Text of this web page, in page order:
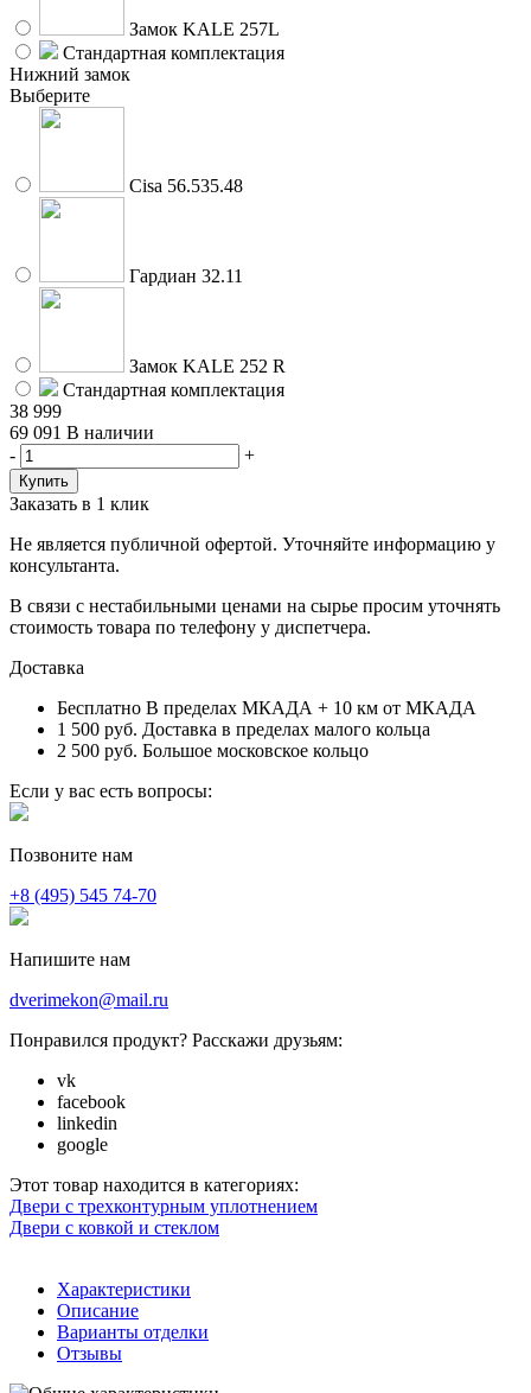
Замок KALE 257L
Стандартная комплектация
Нижний замок
Выберите
Cisa 56.535.48
Гардиан 32.11
Замок KALE 252 R
Стандартная комплектация
38 999
69 091 В наличии
-
+
Заказать в 1 клик
Не является публичной офертой. Уточняйте информацию у
консультанта.
В связи с нестабильными ценами на сырье просим уточнять
стоимость товара по телефону у диспетчера.
Доставка
Бесплатно В пределах МКАДА + 10 км от МКАДА
1 500 руб. Доставка в пределах малого кольца
2 500 руб. Большое московское кольцо
Если у вас есть вопросы:
Позвоните нам
+8 (495) 545 74-70
Напишите нам
dverimekon@mail.ru
Понравился продукт? Расскажи друзьям:
vk
facebook
linkedin
google
Этот товар находится в категориях:
Двери с трехконтурным уплотнением
Двери с ковкой и стеклом
Характеристики
Описание
Варианты отделки
Отзывы